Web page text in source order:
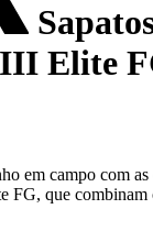
Elite
em campo com
FG, que combinam